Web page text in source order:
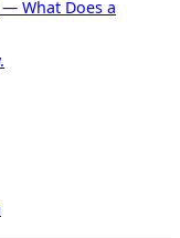
— What Does a